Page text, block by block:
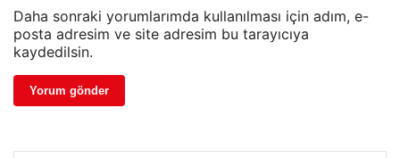
Daha sonraki yorumlarımda kullanılması için adım, e-
posta adresim ve site adresim bu tarayıcıya
kaydedilsin.